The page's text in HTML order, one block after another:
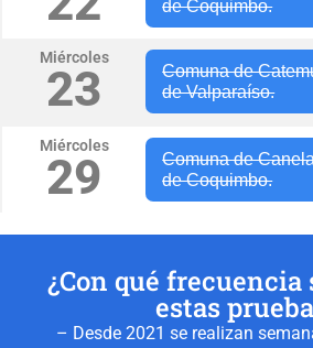
de Coquimbo.
Miércoles
23
Comuna de
de Valparaíso.
Miércoles
29
Comuna de
de Coquimbo.
¿Con qué frecuencia
estas
– Desde 2021 se realizan